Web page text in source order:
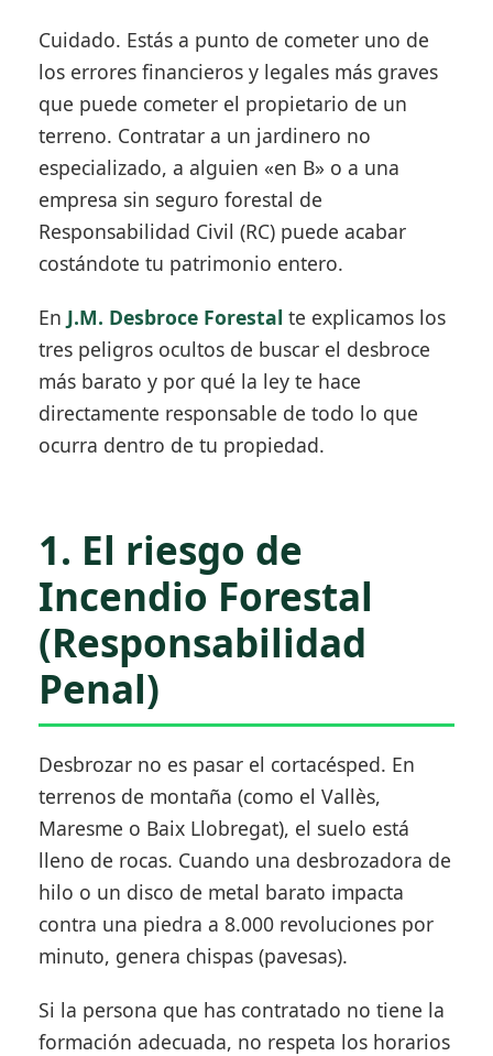
Cuidado. Estás a punto de cometer uno de
los errores financieros y legales más graves
que puede cometer el propietario de un
terreno. Contratar a un jardinero no
especializado, a alguien «en B» o a una
empresa sin seguro forestal de
Responsabilidad Civil (RC) puede acabar
costándote tu patrimonio entero.
En J.M. Desbroce Forestal te explicamos los
tres peligros ocultos de buscar el desbroce
más barato y por qué la ley te hace
directamente responsable de todo lo que
ocurra dentro de tu propiedad.
1. El riesgo de
Incendio Forestal
(Responsabilidad
Penal)
Desbrozar no es pasar el cortacésped. En
terrenos de montaña (como el Vallès,
Maresme o Baix Llobregat), el suelo está
lleno de rocas. Cuando una desbrozadora de
hilo o un disco de metal barato impacta
contra una piedra a 8.000 revoluciones por
minuto, genera chispas (pavesas).
Si la persona que has contratado no tiene la
formación adecuada, no respeta los horarios